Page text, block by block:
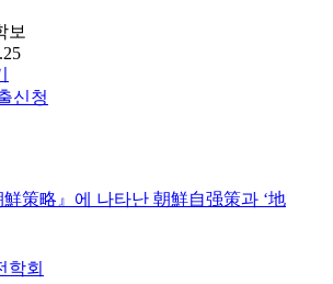
보
신청
策略』에 나타난 朝鮮自强策과 ‘地
학회